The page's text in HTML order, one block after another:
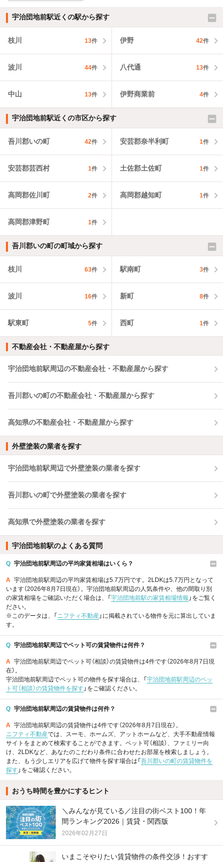
宇治団地前駅近くの駅から探す
枝川 13件 伊野 42件
波川 44件 八代通 13件
中山 13件 伊野商業前 4件
宇治団地前駅近くの市区から探す
吾川郡いの町 42件 安芸郡奈半利町 1件
安芸郡芸西村 1件 土佐郡土佐町 1件
高岡郡佐川町 2件 高岡郡越知町 1件
高岡郡津野町 1件
吾川郡いの町の町域から探す
枝川 63件 駅南町 3件
波川 16件 新町 8件
駅東町 5件 西町 1件
不動産会社・不動産屋から探す
宇治団地前駅周辺の不動産会社・不動産屋から探す
吾川郡いの町の不動産会社・不動産屋から探す
高知県の不動産会社・不動産屋から探す
外壁塗装の業者を探す
宇治団地前駅周辺で外壁塗装の業者を探す
吾川郡いの町で外壁塗装の業者を探す
高知県で外壁塗装の業者を探す
宇治団地前駅のよくある質問
Q 宇治団地前駅周辺の平均家賃相場はいくら？
A 宇治団地前駅周辺の平均家賃相場は5.7万円です。2LDKは5.7万円となって
います（2026年8月7日現在）。宇治団地前駅周辺の人気条件や、他の間取り別
の家賃相場をご確認いただく場合は、「 宇治団地前駅の家賃相場情報 」をご覧く
ださい。
※このデータは、「 ニフティ不動産 」に掲載されている物件を元に算出していま
す。
Q 宇治団地前駅周辺でペット可の賃貸物件は何件？
A 宇治団地前駅周辺でペット可（相談）の賃貸物件は4件です（2026年8月7日現
在）。
宇治団地前駅周辺でペット可の物件を探す場合は、「 宇治団地前駅周辺のペッ
ト可（相談）の賃貸物件を探す 」をご確認ください。
Q 宇治団地前駅周辺の賃貸物件は何件？
A 宇治団地前駅周辺の賃貸物件は4件です（2026年8月7日現在）。
ニフティ不動産では、スーモ、ホームズ、アットホームなど、大手不動産情報
サイトをまとめて検索することができます。ペット可（相談）、ファミリー向
け、2LDKなど、あなたのこだわり条件に合わせたお部屋を検索しましょう。
また、もう少しエリアを広げて物件を探す場合は「 吾川郡いの町の賃貸物件を
探す 」をご確認ください。
おうち時間を豊かにするヒント
＼みんなが見ている／注目の街ベスト100！年
間ランキング2026｜賃貸・関西版
2026年02月27日
いまこそやりたい賃貸物件の条件交渉！おすす